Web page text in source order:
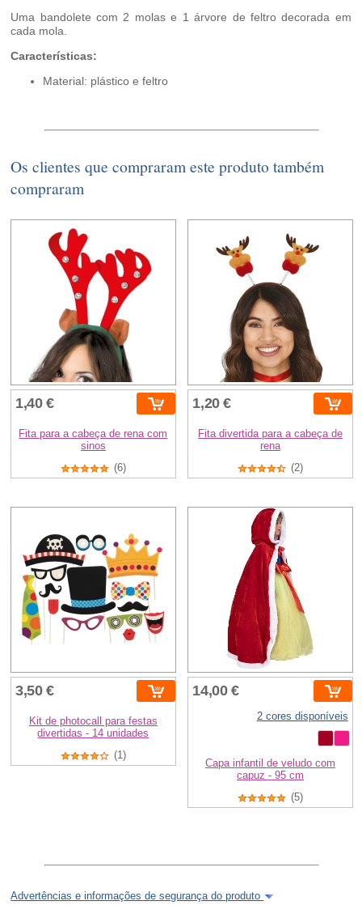
Uma bandolete com 2 molas e 1 árvore de feltro decorada em
cada mola.
Características:
Material: plástico e feltro
Os clientes que compraram este produto também
compraram
1,40 €
Fita para a cabeça de rena com
sinos
(6)
1,20 €
Fita divertida para a cabeça de
rena
(2)
3,50 €
Kit de photocall para festas
divertidas - 14 unidades
(1)
14,00 €
2 cores disponíveis
Capa infantil de veludo com
capuz - 95 cm
(5)
Advertências e informações de segurança do produto